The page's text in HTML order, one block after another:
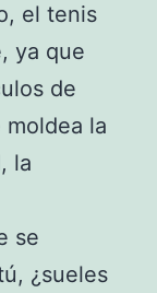
el tenis
ya que
de
la
la
se
¿sueles